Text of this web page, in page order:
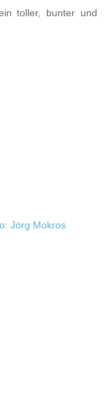
toller, bunter und
Jörg Mokros